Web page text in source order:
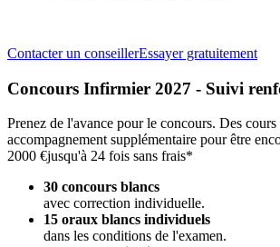
Contacter un conseillerEssayer gratuitement
Concours Infirmier 2027 - Suivi
Prenez de l'avance pour le concours. Des
accompagnement supplémentaire pour être
2000 €jusqu'à 24 fois sans frais*
30 concours blancs
avec correction individuelle.
15 oraux blancs individuels
dans les conditions de l'examen.